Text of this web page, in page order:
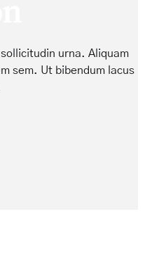
urna. Aliquam
sem. Ut bibendum lacus